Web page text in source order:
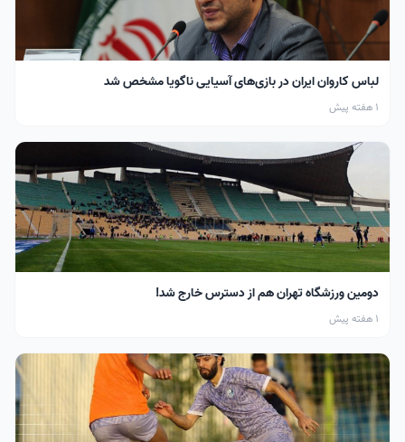
لباس کاروان ایران در بازی‌های آسیایی ناگویا مشخص شد
1 هفته پیش
دومین ورزشگاه تهران هم از دسترس خارج شد!
1 هفته پیش